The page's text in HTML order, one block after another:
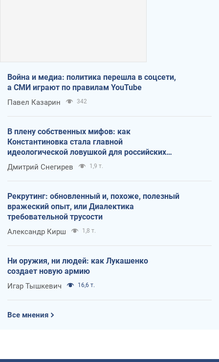
Война и медиа: политика перешла в соцсети,
а СМИ играют по правилам YouTube
Павел Казарин 342
В плену собственных мифов: как
Константиновка стала главной
идеологической ловушкой для российских
оккупантов
Дмитрий Снегирев 1,9 т.
Рекрутинг: обновленный и, похоже, полезный
вражеский опыт, или Диалектика
требовательной трусости
Александр Кирш 1,8 т.
Ни оружия, ни людей: как Лукашенко
создает новую армию
Игар Тышкевич 16,6 т.
Все мнения